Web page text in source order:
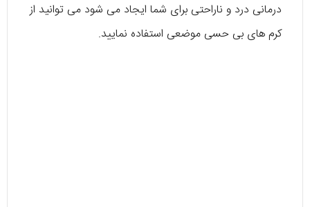
درمانی درد و ناراحتی برای شما ایجاد می شود می توانید از
کرم های بی حسی موضعی استفاده نمایید.